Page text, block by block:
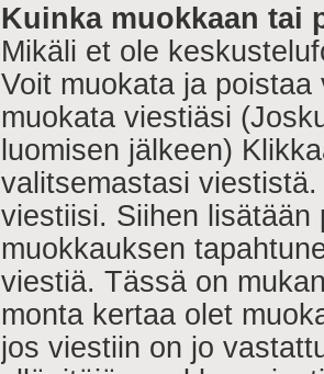
Kuinka muokkaan tai
Mikäli et ole
Voit muokata ja
muokata viestiäsi
luomisen jälkeen)
valitsemastasi
viestiisi. Siihen lisätään
muokkauksen
viestiä. Tässä on
monta kertaa olet
jos viestiin on jo